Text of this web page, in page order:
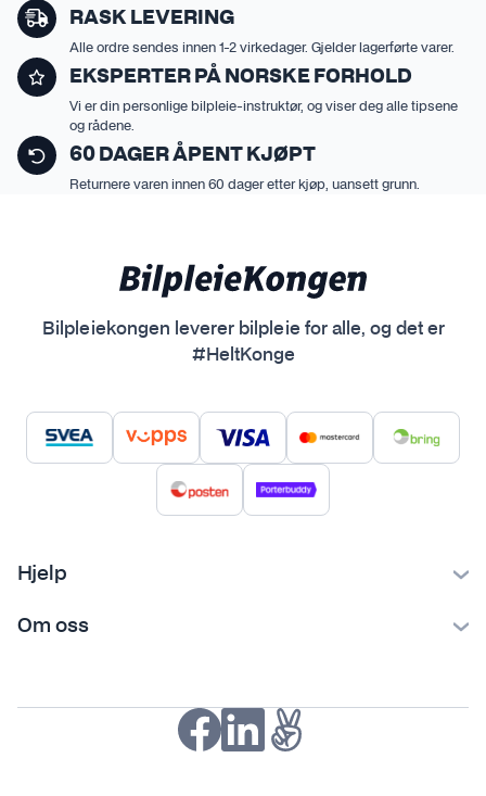
RASK LEVERING
Alle ordre sendes innen 1-2 virkedager. Gjelder lagerførte varer.
EKSPERTER PÅ NORSKE FORHOLD
Vi er din personlige bilpleie-instruktør, og viser deg alle tipsene
og rådene.
60 DAGER ÅPENT KJØPT
Returnere varen innen 60 dager etter kjøp, uansett grunn.
Bilpleiekongen leverer bilpleie for alle, og det er
#HeltKonge
Hjelp
Ofte stilte spørsmål
Om oss